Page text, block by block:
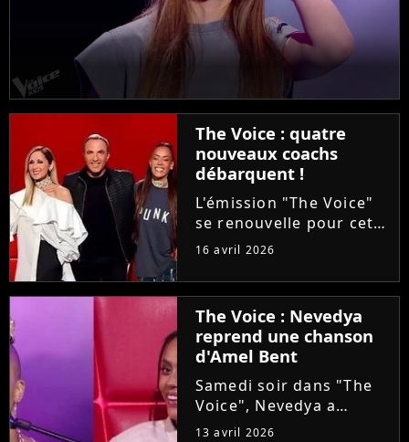
The Voice : quatre
nouveaux coachs
débarquent !
L'émission "The Voice"
se renouvelle pour cette
saison 15. Alors que les
arrivent à leur terme, la
production ajoute une
étape avant les Battles :
les Qualifications....
16 avril 2026
The Voice : Nevedya
reprend une chanson
d'Amel Bent
Samedi soir dans "The
Voice", Nevedya a
proposé une version
13 avril 2026